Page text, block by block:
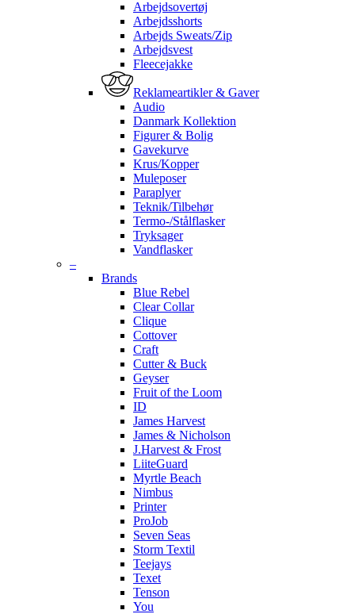
Arbejdsovertøj
Arbejdsshorts
Arbejds Sweats/Zip
Arbejdsvest
Fleecejakke
Reklameartikler & Gaver
Audio
Danmark Kollektion
Figurer & Bolig
Gavekurve
Krus/Kopper
Muleposer
Paraplyer
Teknik/Tilbehør
Termo-/Stålflasker
Tryksager
Vandflasker
–
Brands
Blue Rebel
Clear Collar
Clique
Cottover
Craft
Cutter & Buck
Geyser
Fruit of the Loom
ID
James Harvest
James & Nicholson
J.Harvest & Frost
LiiteGuard
Myrtle Beach
Nimbus
Printer
ProJob
Seven Seas
Storm Textil
Teejays
Texet
Tenson
You